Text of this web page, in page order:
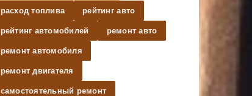
расход топлива рейтинг авто
рейтинг автомобилей ремонт авто
ремонт автомобиля
ремонт двигателя
самостоятельный ремонт